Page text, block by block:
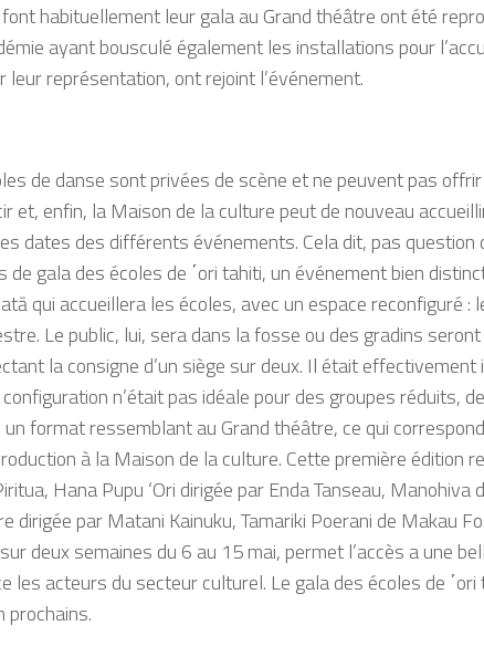
habituellement leur gala au Grand théâtre ont été
ayant bousculé également les installations pour
représentation, ont rejoint l’événement.
de danse sont privées de scène et ne peuvent pas
et, enfin, la Maison de la culture peut de nouveau
dates des différents événements. Cela dit, pas question
de gala des écoles de ΄oritahiti, un événementbien d
atāqui accueillera les écoles, avec un espace reconfiguré :
e. Le public, lui, sera dans lafosse ou des gradins
la consigne d’un siège sur deux. Il était effectivement
n’étaitpas idéale pour des groupes réduits, de
un format ressemblant au Grand théâtre, ce qui
à la Maison de la culture. Cette première édition
, Hana Pupu ‘Ori dirigée par EndaTanseau, Manohiva
dirigée par Matani Kainuku,Tamariki Poerani de Makau
deux semaines du 6 au 15 mai, permet l’accès a une
les acteurs du secteur culturel. Le galades écoles de ΄ori
prochains.